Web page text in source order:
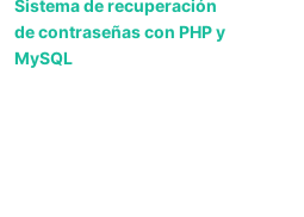
Sistema de recuperación
de contraseñas con PHP y
MySQL